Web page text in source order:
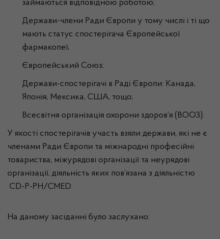
займаються відповідною роботою;
Держави-члени Ради Європи у тому числі і ті що
мають статус спостерігача Європейської
фармакопеї;
Європейський Союз;
Держави-спостерігачі в Раді Європи: Канада,
Японія, Мексика, США, тощо;
Всесвітня організація охорони здоров’я (ВООЗ).
У якості спостерігачів участь взяли держави, які не є
членами Ради Європи та міжнародні професійні
товариства, міжурядові організації та неурядові
організації, діяльність яких пов’язана з діяльністю
CD-P-PH/CMED.
На даному засіданні було заслухано: